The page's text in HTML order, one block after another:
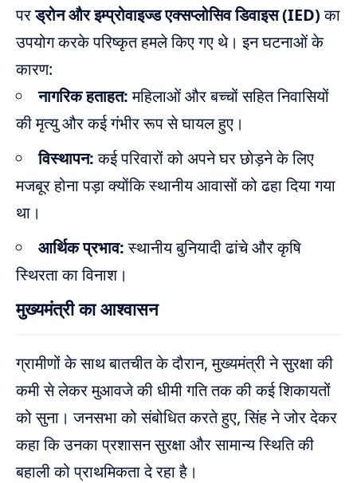
परड्रोन और इम्प्रोवाइज्ड एक्सप्लोसिव डिवाइस (IED)का
उपयोग करके परिष्कृत हमले किए गए थे। इन घटनाओं के
कारण:
नागरिक हताहत:महिलाओं और बच्चों सहित निवासियों
की मृत्यु और कई गंभीर रूप से घायल हुए।
विस्थापन:कई परिवारों को अपने घर छोड़ने के लिए
मजबूर होना पड़ा क्योंकि स्थानीय आवासों को ढहा दिया गया
था।
आर्थिक प्रभाव:स्थानीय बुनियादी ढांचे और कृषि
स्थिरता का विनाश।
मुख्यमंत्री का आश्वासन
ग्रामीणों के साथ बातचीत के दौरान, मुख्यमंत्री ने सुरक्षा की
कमी से लेकर मुआवजे की धीमी गति तक की कई शिकायतों
को सुना। जनसभा को संबोधित करते हुए, सिंह ने जोर देकर
कहा कि उनका प्रशासन सुरक्षा और सामान्य स्थिति की
बहाली को प्राथमिकता दे रहा है।